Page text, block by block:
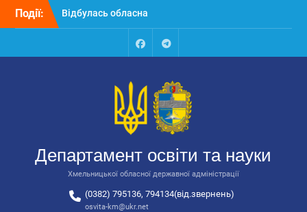
Перейти
Події:
національно-патріотичне
виховання
Відбулося вручення трьох
автобусів для потреб
Відбулося засідання
колегії Департаменту
освіти та науки обласної
державної адміністрації
FacebookTalegram
Департамент освіти та науки
Хмельницької обласної державної адміністрації
(0382) 795136, 794134(від.звернень)
osvita-km@ukr.net